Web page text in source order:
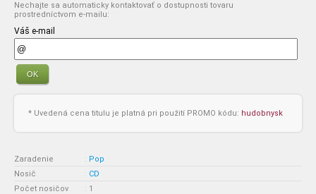
Nechajte sa automaticky kontaktovať o dostupnosti tovaru
prostredníctvom e-mailu:
Váš e-mail
OK
* Uvedená cena titulu je platná pri použití PROMO kódu: hudobnysk
Zaradenie : Pop
Nosič
: CD
Počet nosičov
: 1